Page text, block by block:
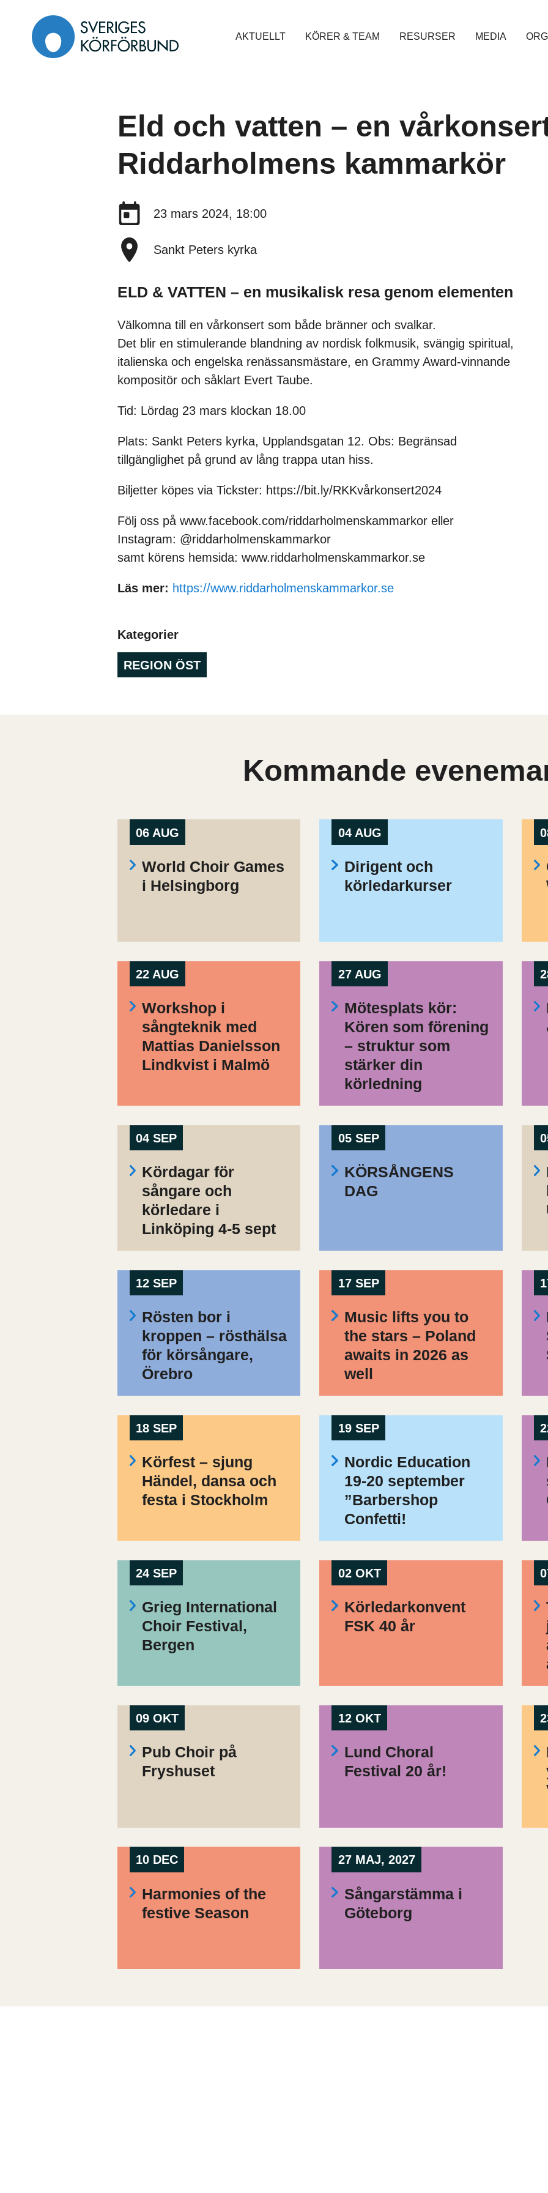
innehåll
AKTUELLT KÖRER & TEAM RESURSER MEDIA
Eld och vatten – en
Riddarholmens kammarkör
Datum:
23 mars 2024, 18:00
Plats:
Sankt Peters kyrka
ELD & VATTEN – en musikalisk resa genom elementen
Välkomna till en vårkonsert som både bränner och svalkar.
Det blir en stimulerande blandning av nordisk folkmusik, svängig spiritual,
italienska och engelska renässansmästare, en Grammy Award-vinnande
kompositör och såklart Evert Taube.
Tid: Lördag 23 mars klockan 18.00
Plats: Sankt Peters kyrka, Upplandsgatan 12. Obs: Begränsad
tillgänglighet på grund av lång trappa utan hiss.
Biljetter köpes via Tickster: https://bit.ly/RKKvårkonsert2024
Följ oss på www.facebook.com/riddarholmenskammarkor eller
Instagram: @riddarholmenskammarkor
samt körens hemsida: www.riddarholmenskammarkor.se
Läs mer: https://www.riddarholmenskammarkor.se
Kategorier
REGION ÖST
Kommande
06 AUG
World Choir Games
i Helsingborg
04 AUG
Dirigent och
körledarkurser
22 AUG
Workshop i
sångteknik med
Mattias Danielsson
Lindkvist i Malmö
27 AUG
Mötesplats kör:
Kören som förening
– struktur som
stärker din
körledning
04 SEP
Kördagar för
sångare och
körledare i
Linköping 4-5 sept
05 SEP
KÖRSÅNGENS
DAG
12 SEP
Rösten bor i
kroppen – rösthälsa
för körsångare,
Örebro
17 SEP
Music lifts you to
the stars – Poland
awaits in 2026 as
well
18 SEP
Körfest – sjung
Händel, dansa och
festa i Stockholm
19 SEP
Nordic Education
19-20 september
”Barbershop
Confetti!
24 SEP
Grieg International
Choir Festival,
Bergen
02 OKT
Körledarkonvent
FSK 40 år
09 OKT
Pub Choir på
Fryshuset
12 OKT
Lund Choral
Festival 20 år!
10 DEC
Harmonies of the
festive Season
27 MAJ, 2027
Sångarstämma i
Göteborg